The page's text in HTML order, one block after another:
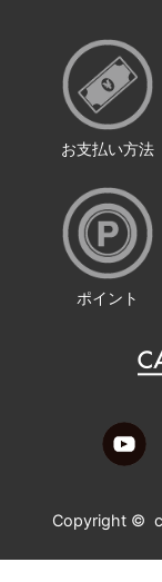
お支払い方法
ポイント
Copyright ©